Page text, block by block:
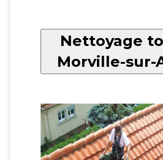
Nettoyage
Morville-sur-